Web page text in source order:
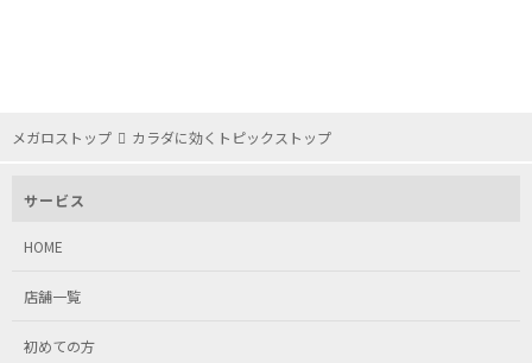
メガロストップ カラダに効くトピックストップ
サービス
HOME
店舗一覧
初めての方